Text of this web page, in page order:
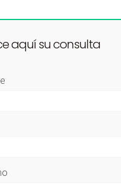
aquí su consulta